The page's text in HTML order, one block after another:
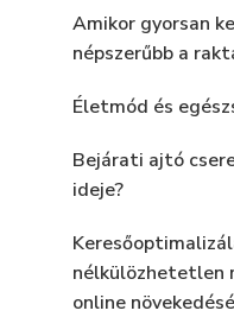
Amikor gyorsan
népszerűbb a
Életmód és
Bejárati ajtó
ideje?
nélkülözhetetlen
online